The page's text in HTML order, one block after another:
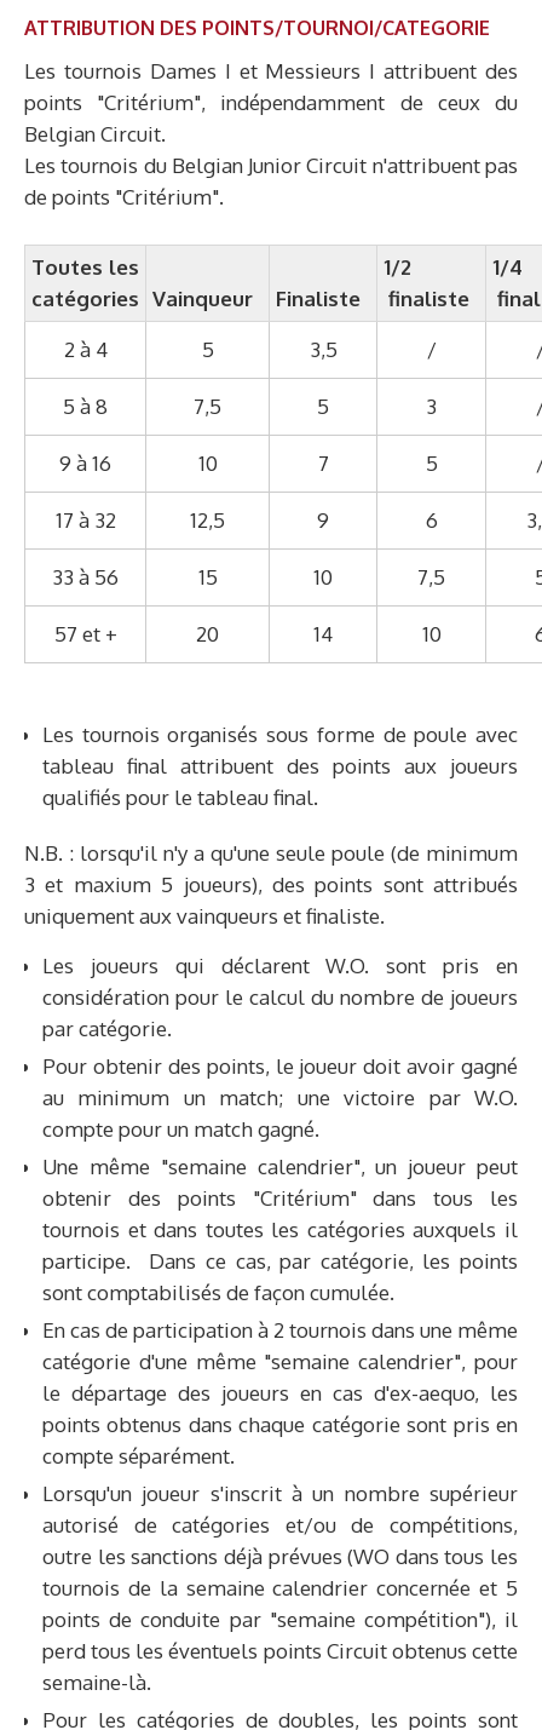
ATTRIBUTION DES POINTS/TOURNOI/CATEGORIE
Les tournois Dames I et Messieurs I attribuent des
points "Critérium", indépendamment de ceux du
Belgian Circuit.
Les tournois du Belgian Junior Circuit n'attribuent pas
de points "Critérium".
Toutes les
catégories Vainqueur Finaliste
1/2
finaliste
1/4
2 à 4
5 3,5 /
5 à 8 7,5 5 3
9 à 16 10 7 5
17 à 32 12,5 9 6
33 à 56 15 10 7,5
57 et + 20 14 10
Les tournois organisés sous forme de poule avec
tableau final attribuent des points aux joueurs
qualifiés pour le tableau final.
N.B. : lorsqu'il n'y a qu'une seule poule (de minimum
3 et maxium 5 joueurs), des points sont attribués
uniquement aux vainqueurs et finaliste.
Les joueurs qui déclarent W.O. sont pris en
considération pour le calcul du nombre de joueurs
par catégorie.
Pour obtenir des points, le joueur doit avoir gagné
au minimum un match; une victoire par W.O.
compte pour un match gagné.
Une même "semaine calendrier", un joueur peut
obtenir des points "Critérium" dans tous les
tournois et dans toutes les catégories auxquels il
participe. Dans ce cas, par catégorie, les points
sont comptabilisés de façon cumulée.
En cas de participation à 2 tournois dans une même
catégorie d'une même "semaine calendrier", pour
le départage des joueurs en cas d'ex-aequo, les
points obtenus dans chaque catégorie sont pris en
compte séparément.
Lorsqu'un joueur s'inscrit à un nombre supérieur
autorisé de catégories et/ou de compétitions,
outre les sanctions déjà prévues (WO dans tous les
tournois de la semaine calendrier concernée et 5
points de conduite par "semaine compétition"), il
perd tous les éventuels points Circuit obtenus cette
semaine-là.
Pour les catégories de doubles, les points sont